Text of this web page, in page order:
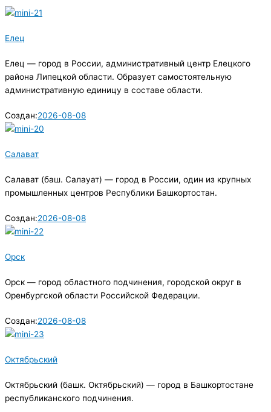
Елец
Елец — город в России, административный центр Елецкого
района Липецкой области. Образует самостоятельную
административную единицу в составе области.
Создан:2026-08-08
Салават
Салават (баш. Салауат) — город в России, один из крупных
промышленных центров Республики Башкортостан.
Создан:2026-08-08
Орск
Орск — город областного подчинения, городской округ в
Оренбургской области Российской Федерации.
Создан:2026-08-08
Октябрьский
Октябрьский (башк. Октябрьский) — город в Башкортостане
республиканского подчинения.